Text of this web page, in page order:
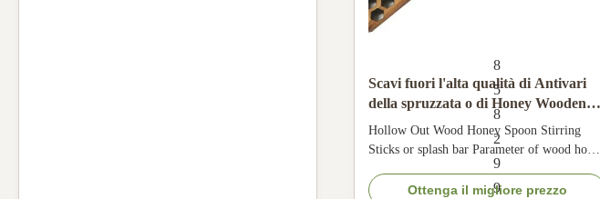
8
5
8
2
9
9
Scavi fuori l'alta qualità di Antivari
della spruzzata o di Honey Wooden
Spoon Stirring Sticks
Hollow Out Wood Honey Spoon Stirring
Sticks or splash bar Parameter of wood honey
splash bar Material: Natural Wood Size:
18.5cm*3cm Type Manual Diameter: 3cm
Ottenga il migliore prezzo